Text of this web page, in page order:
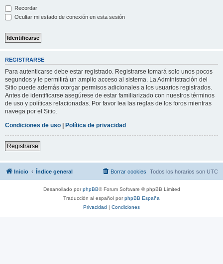
Recordar
Ocultar mi estado de conexión en esta sesión
REGISTRARSE
Para autenticarse debe estar registrado. Registrarse tomará solo unos pocos
segundos y le permitirá un amplio acceso al sistema. La Administración del
Sitio puede además otorgar permisos adicionales a los usuarios registrados.
Antes de identificarse asegúrese de estar familiarizado con nuestros términos
de uso y políticas relacionadas. Por favor lea las reglas de los foros mientras
navega por el Sitio.
Condiciones de uso | Política de privacidad
Registrarse
Inicio Índice general Todos los horarios son UTC
Borrar cookies
Desarrollado porphpBB® Forum Software © phpBB Limited
Traducción al español porphpBB España
Privacidad | Condiciones